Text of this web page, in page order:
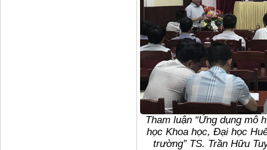
Tham luận “Ứng dụng
học Khoa học, Đại học
trường” TS. Trần Hữu